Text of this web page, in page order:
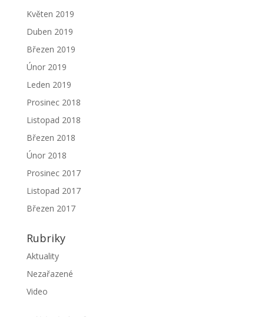
Květen 2019
Duben 2019
Březen 2019
Únor 2019
Leden 2019
Prosinec 2018
Listopad 2018
Březen 2018
Únor 2018
Prosinec 2017
Listopad 2017
Březen 2017
Rubriky
Aktuality
Nezařazené
Video